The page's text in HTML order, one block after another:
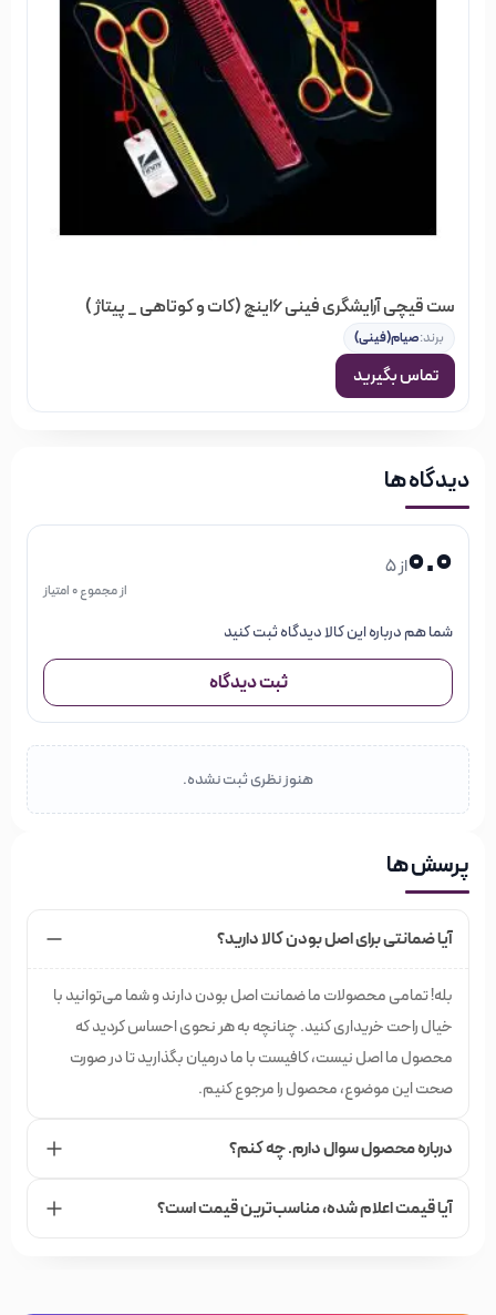
ست قیچی آرایشگری فینی 6اینچ (کات و کوتاهی _ پیتاژ )
برند:صیام(فینی)
تماس بگیرید
دیدگاه ها
0.0از 5
از مجموع 0 امتیاز
شما هم درباره این کالا دیدگاه ثبت کنید
ثبت دیدگاه
هنوز نظری ثبت نشده.
پرسش ها
آیا ضمانتی برای اصل بودن کالا دارید؟
بله! تمامی محصولات ما ضمانت اصل بودن دارند و شما می‌توانید با
خیال راحت خریداری کنید. چنانچه به هر نحوی احساس کردید که
محصول ما اصل نیست، کافیست با ما درمیان بگذارید تا در صورت
صحت این موضوع، محصول را مرجوع کنیم.
درباره محصول سوال دارم. چه کنم؟
آیا قیمت اعلام شده،‌ مناسب‌ترین قیمت است؟